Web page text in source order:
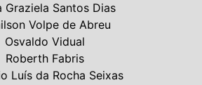
Graziela Santos Dias
Volpe de Abreu
Osvaldo Vidual
Roberth Fabris
Luís da Rocha Seixas